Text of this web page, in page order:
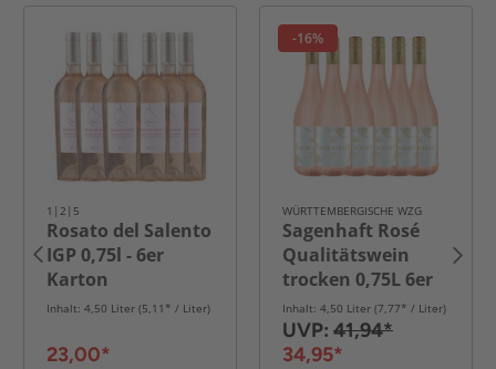
1|2|5
Rosato del Salento
IGP 0,75l - 6er
Karton
Inhalt: 4,50 Liter (5,11* / Liter)
23,00*
-16%
WÜRTTEMBERGISCHE WZG
Sagenhaft Rosé
Qualitätswein
trocken 0,75L 6er
Karton
Inhalt: 4,50 Liter (7,77* / Liter)
UVP: 41,94*
34,95*